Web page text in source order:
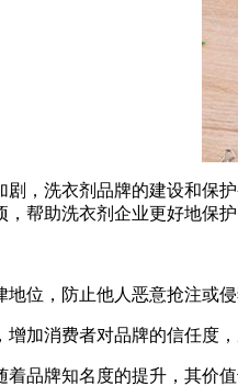
，洗衣剂品牌的建设和保
帮助洗衣剂企业更好地保护
位，防止他人恶意抢注或
加消费者对品牌的信任度
品牌知名度的提升，其价值